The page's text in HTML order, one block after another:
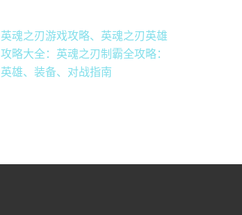
英魂之刃游戏攻略、英魂之刃英雄
攻略大全：英魂之刃制霸全攻略：
英雄、装备、对战指南